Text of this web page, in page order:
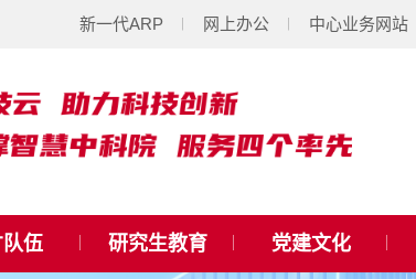
新一代ARP 网上办公 中心业务网站
伍 研究生教育 党建文化